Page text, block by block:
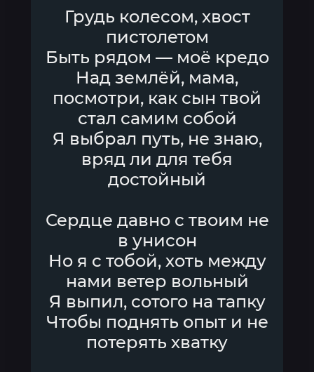
Грудь колесом, хвост
пистолетом
Быть рядом — моё кредо
Над землёй, мама,
посмотри, как сын твой
стал самим собой
Я выбрал путь, не знаю,
вряд ли для тебя
достойный
Сердце давно с твоим не
в унисон
Но я с тобой, хоть между
нами ветер вольный
Я выпил, сотого на тапку
Чтобы поднять опыт и не
потерять хватку